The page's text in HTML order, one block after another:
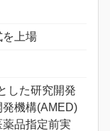
を上場
した研究開発
機構(AMED)
品指定前実